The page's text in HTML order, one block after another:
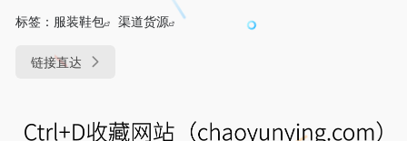
标签： 服装鞋包 渠道货源
链接直达